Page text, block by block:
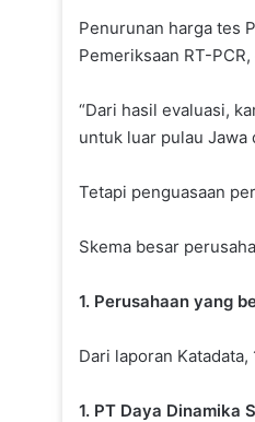
Penurunan harga tes
Pemeriksaan RT-
“Dari hasil evaluasi,
untuk luar pulau Jawa
Tetapi penguasaan
Skema besar
1. Perusahaan yang
Dari laporan
1. PT Daya Dinamika